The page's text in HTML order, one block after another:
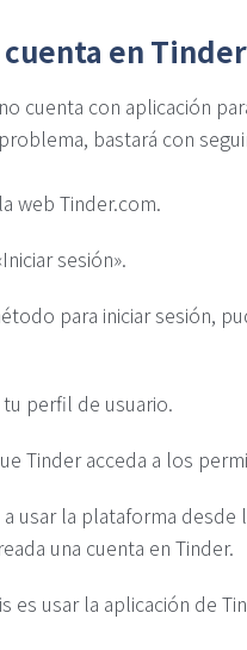
en
cuenta con aplicación
bastará con
web Tinder.com.
sesión».
para iniciar sesión,
perfil de usuario.
Tinder acceda a los
a usar la plataforma
una cuenta en Tinder.
es usar la aplicación de